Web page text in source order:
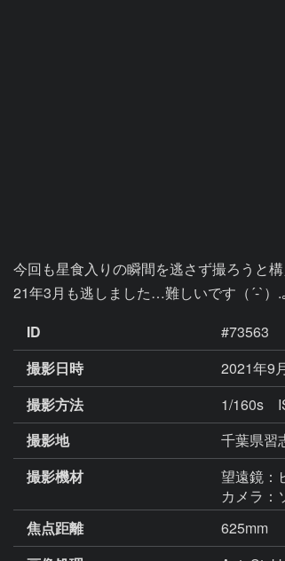
今回も星食入りの瞬間を逃さず撮ろうと
21年3月も逃しました…難しいです（´-`）.
ID
#73563
撮影日時
2021年9
撮影方法
1/160s
撮影地
千葉県習
撮影機材
望遠鏡：
カメラ：
焦点距離
625mm